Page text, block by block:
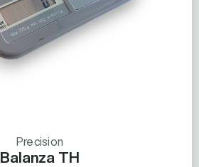
Precision
Balanza TH